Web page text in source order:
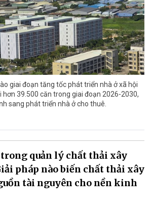
giai đoạn tăng tốc phát triển nhà ở xã hội
hơn 39.500 căn trong giai đoạn 2026-2030,
sang phát triển nhà ở cho thuê.
quản lý chất thải xây
pháp nào biến chất thải xây
tài nguyên cho nền kinh